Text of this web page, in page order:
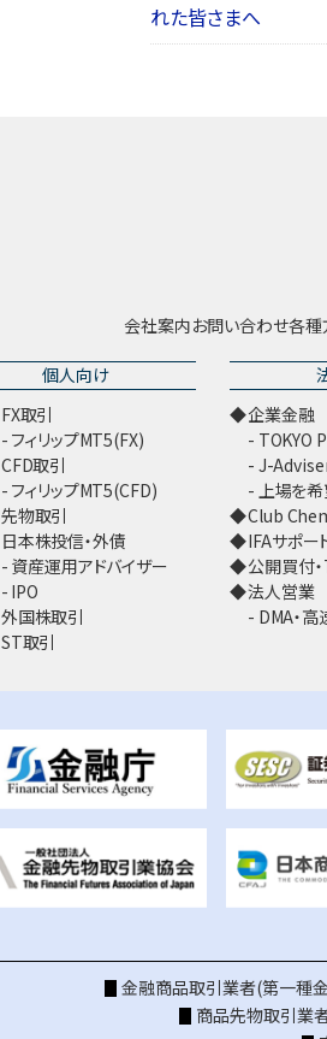
れた皆さまへ
会社案内お問い合わせ各種
個人向け
FX取引
フィリップMT5(FX)
CFD取引
フィリップMT5(CFD)
先物取引
日本株投信・外債
資産運用アドバイザー
IPO
外国株取引
ST取引
企業金融
TOKYO
J-
上場を
Club
IFAサポー
公開買付
法人営業
DMA・
金融商品取引業者(第一種
商品先物取引業